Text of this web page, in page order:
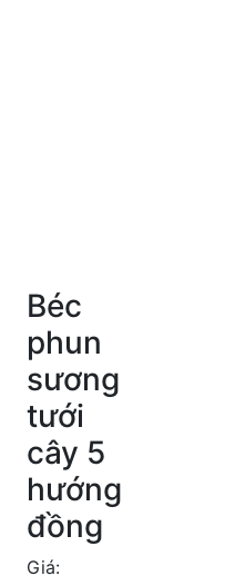
Béc
phun
sương
tưới
cây 5
hướng
đồng
Giá: